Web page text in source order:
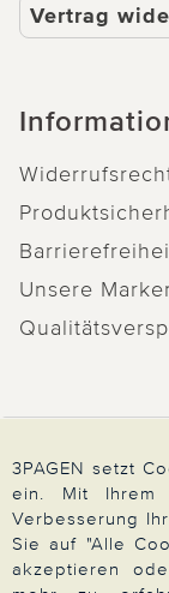
Vertrag
Unsere
Zahlung
Über
3PAGEN setzt
ein. Mit Ihrem
Verbesserung
Sie auf "Alle
akzeptieren